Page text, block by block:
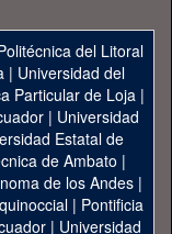
del Litoral
| Universidad del
Particular de Loja|
| Universidad
Estatal de
de Ambato |
de los Andes|
| Pontificia
| Universidad